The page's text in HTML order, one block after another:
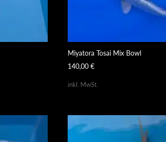
Miyatora Tosai Mix Bowl
140,00€
inkl. MwSt.